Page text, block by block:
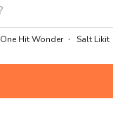
One Hit Wonder Salt Likit